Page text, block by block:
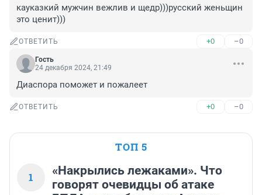
кауказкий мужчин вежлив и щедр)))русский женьщин
это ценит)))
ОТВЕТИТЬ +0 –0
Гость
24 декабря 2024, 21:49
Диаспора поможет и пожалеет
ОТВЕТИТЬ +0 –0
ТОП 5
1
«Накрылись лежаками». Что
говорят очевидцы об атаке